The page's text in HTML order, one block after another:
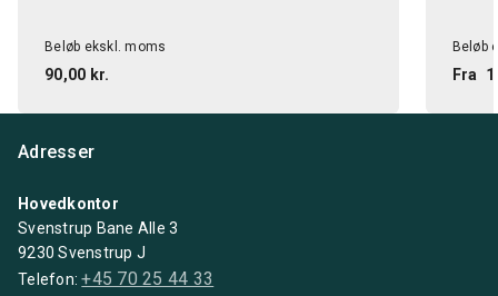
Beløb ekskl. moms
90,00 kr.
Beløb
Fra
Adresser
Hovedkontor
Svenstrup Bane Alle 3
9230 Svenstrup J
Telefon:+45 70 25 44 33